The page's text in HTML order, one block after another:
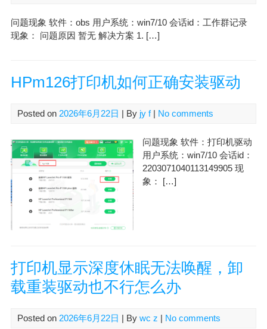
问题现象 软件：obs 用户系统：win7/10 会话id：工作群记录
现象： 问题原因 暂无 解决方案 1. […]
HPm126打印机如何正确安装驱动
Posted on 2026年6月22日 | By jy f| No comments
问题现象 软件：打印机驱动
用户系统：win7/10 会话id：
2203071040113149905 现
象： […]
打印机显示深度休眠无法唤醒，卸
载重装驱动也不行怎么办
Posted on 2026年6月22日 | By wc z | No comments